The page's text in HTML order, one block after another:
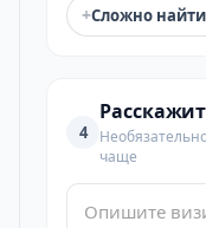
+Сложно
4
чаще